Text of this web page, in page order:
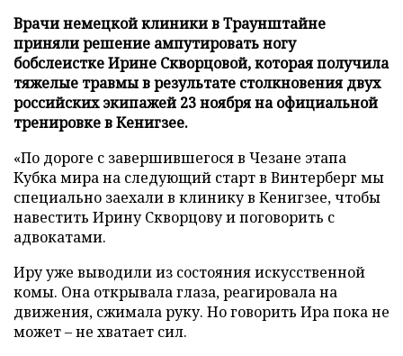
Врачи немецкой клиники в Траунштайне
приняли решение ампутировать ногу
бобслеистке Ирине Скворцовой, которая получила
тяжелые травмы в результате столкновения двух
российских экипажей 23 ноября на официальной
тренировке в Кенигзее.
«По дороге с завершившегося в Чезане этапа
Кубка мира на следующий старт в Винтерберг мы
специально заехали в клинику в Кенигзее, чтобы
навестить Ирину Скворцову и поговорить с
адвокатами.
Иру уже выводили из состояния искусственной
комы. Она открывала глаза, реагировала на
движения, сжимала руку. Но говорить Ира пока не
может – не хватает сил.